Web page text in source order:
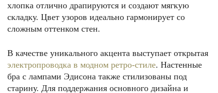
хлопка отлично драпируются и создают мягкую
складку. Цвет узоров идеально гармонирует со
сложным оттенком стен.
В качестве уникального акцента выступает открытая
электропроводка в модном ретро-стиле. Настенные
бра с лампами Эдисона также стилизованы под
старину. Для поддержания основного дизайна и